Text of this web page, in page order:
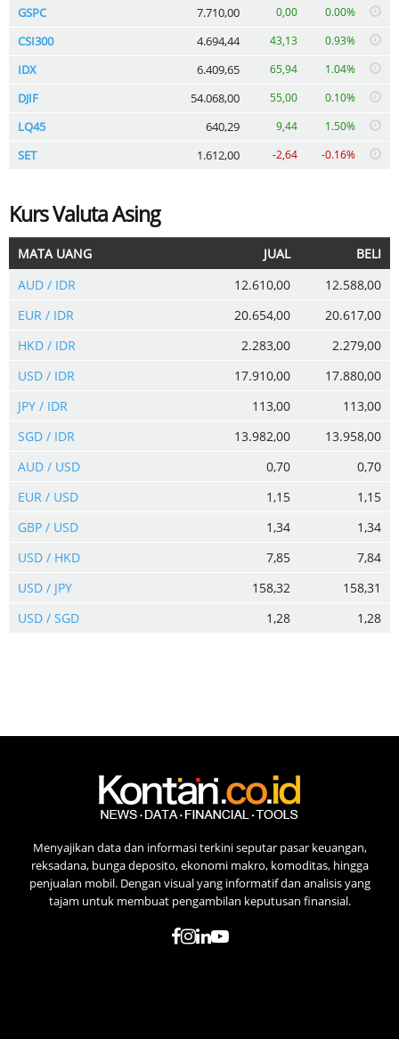
GSPC 7.710,00 0,00 0.00%
CSI300 4.694,44 43,13 0.93%
IDX 6.409,65 65,94 1.04%
DJIF 54.068,00 55,00 0.10%
LQ45 640,29 9,44 1.50%
SET 1.612,00 -2,64 -0.16%
Kurs Valuta Asing
MATA UANG JUAL
BELI
AUD / IDR
12.610,00
12.588,00
EUR / IDR
20.654,00
20.617,00
HKD / IDR
2.283,00
2.279,00
USD / IDR
17.910,00
17.880,00
JPY / IDR
113,00
113,00
SGD / IDR
13.982,00
13.958,00
AUD / USD
0,70
0,70
EUR / USD
1,15
1,15
GBP / USD
1,34
1,34
USD / HKD
7,85
7,84
USD / JPY
158,32
158,31
USD / SGD
1,28 1,28
Menyajikan data dan informasi terkini seputar pasar keuangan,
reksadana, bunga deposito, ekonomi makro, komoditas, hingga
penjualan mobil. Dengan visual yang informatif dan analisis yang
tajam untuk membuat pengambilan keputusan finansial.